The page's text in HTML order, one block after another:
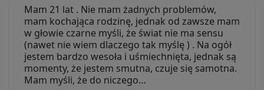
Mam 21 lat . Nie mam żadnych problemów,
mam kochająca rodzinę, jednak od zawsze mam
w głowie czarne myśli, że świat nie ma sensu
(nawet nie wiem dlaczego tak myślę ) . Na ogół
jestem bardzo wesoła i uśmiechnięta, jednak są
momenty, że jestem smutna, czuje się samotna.
Mam myśli, że do niczego…